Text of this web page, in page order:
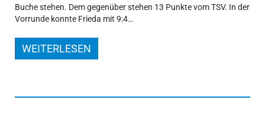
Buche stehen. Dem gegenüber stehen 13 Punkte vom TSV. In der
Vorrunde konnte Frieda mit 9:4…
WEITERLESEN